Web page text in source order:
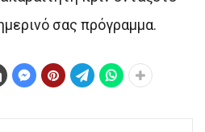
σας πρόγραμμα.